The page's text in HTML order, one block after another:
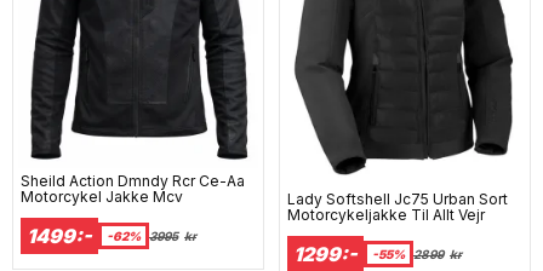
Sheild Action Dmndy Rcr Ce-Aa
Motorcykel Jakke Mcv
1499:- -62% 3995 kr
Lady Softshell Jc75 Urban Sort
Motorcykeljakke Til Allt Vejr
1299:- -55% 2899 kr